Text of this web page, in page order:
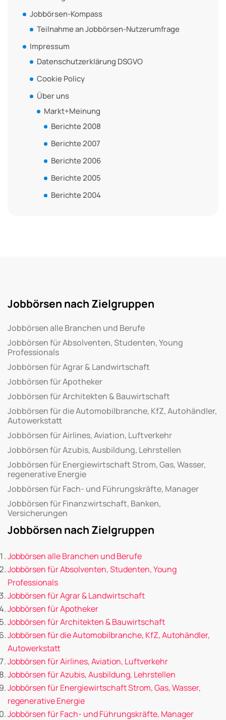
Jobbörsen-Kompass
Teilnahme an Jobbörsen-Nutzerumfrage
Impressum
Datenschutzerklärung DSGVO
Cookie Policy
Über uns
Markt+Meinung
Berichte 2008
Berichte 2007
Berichte 2006
Berichte 2005
Berichte 2004
Jobbörsen nach Zielgruppen
Jobbörsen alle Branchen und Berufe
Jobbörsen für Absolventen, Studenten, Young
Professionals
Jobbörsen für Agrar & Landwirtschaft
Jobbörsen für Apotheker
Jobbörsen für Architekten & Bauwirtschaft
Jobbörsen für die Automobilbranche, KfZ, Autohändler,
Autowerkstatt
Jobbörsen für Airlines, Aviation, Luftverkehr
Jobbörsen für Azubis, Ausbildung, Lehrstellen
Jobbörsen für Energiewirtschaft Strom, Gas, Wasser,
regenerative Energie
Jobbörsen für Fach- und Führungskräfte, Manager
Jobbörsen für Finanzwirtschaft, Banken,
Versicherungen
Jobbörsen nach Zielgruppen
Jobbörsen alle Branchen und Berufe
Jobbörsen für Absolventen, Studenten, Young
Professionals
Jobbörsen für Agrar & Landwirtschaft
Jobbörsen für Apotheker
Jobbörsen für Architekten & Bauwirtschaft
Jobbörsen für die Automobilbranche, KfZ, Autohändler,
Autowerkstatt
Jobbörsen für Airlines, Aviation, Luftverkehr
Jobbörsen für Azubis, Ausbildung, Lehrstellen
Jobbörsen für Energiewirtschaft Strom, Gas, Wasser,
regenerative Energie
Jobbörsen für Fach- und Führungskräfte, Manager